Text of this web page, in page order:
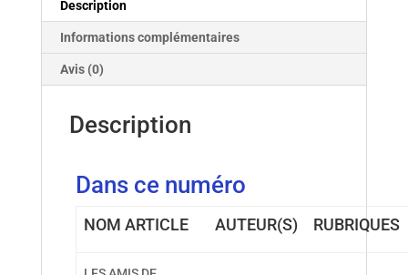
papier
Description
Informations complémentaires
Avis (0)
Description
Dans ce numéro
NOM ARTICLE AUTEUR(S) RUBRIQUES